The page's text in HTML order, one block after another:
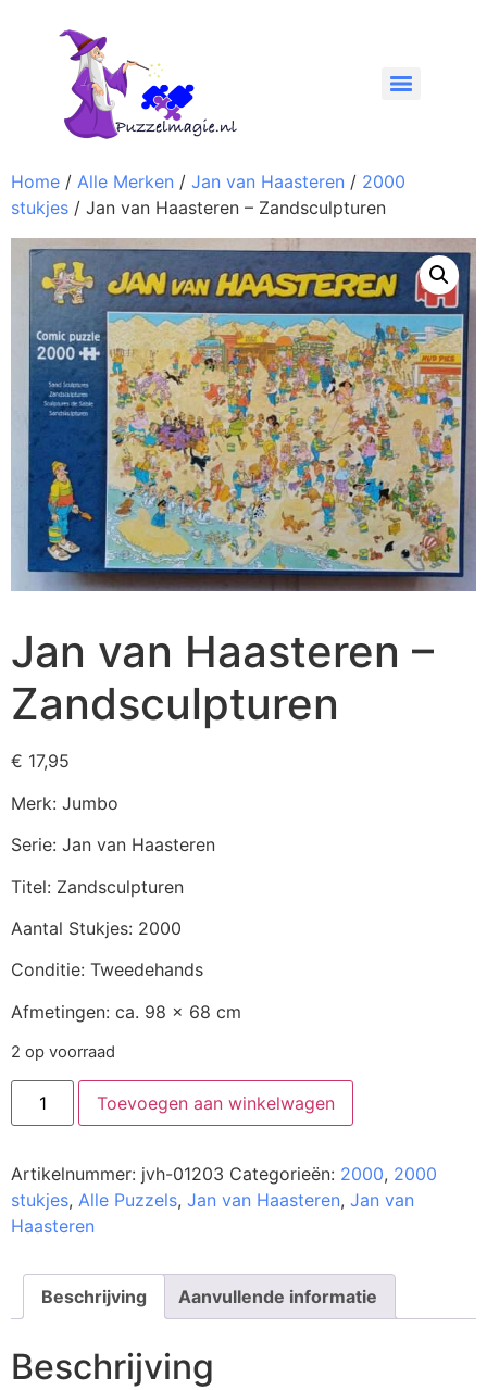
Home / Alle Merken / Jan van Haasteren / 2000
stukjes / Jan van Haasteren – Zandsculpturen
Jan van Haasteren –
Zandsculpturen
€ 17,95
Merk: Jumbo
Serie: Jan van Haasteren
Titel: Zandsculpturen
Aantal Stukjes: 2000
Conditie: Tweedehands
Afmetingen: ca. 98 x 68 cm
2 op voorraad
Toevoegen aan winkelwagen
Artikelnummer: jvh-01203 Categorieën: 2000, 2000
stukjes, Alle Puzzels, Jan van Haasteren, Jan van
Haasteren
Beschrijving Aanvullende informatie
Beschrijving